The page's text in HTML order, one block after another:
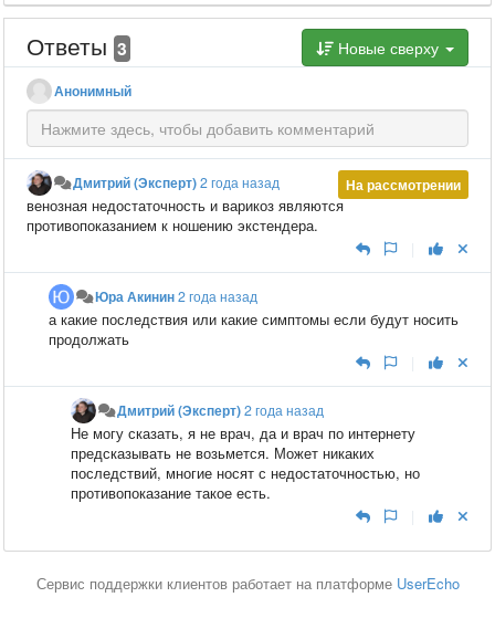
Ответы 3 Новые сверху
Анонимный
На рассмотрении
Дмитрий (Эксперт)2 года назад
венозная недостаточность и варикоз являются
противопоказанием к ношению экстендера.
Юра Акинин2 года назад
а какие последствия или какие симптомы если будут носить
продолжать
Дмитрий (Эксперт)2 года назад
Не могу сказать, я не врач, да и врач по интернету
предсказывать не возьмется. Может никаких
последствий, многие носят с недостаточностью, но
противопоказание такое есть.
Сервис поддержки клиентов работает на платформе UserEcho